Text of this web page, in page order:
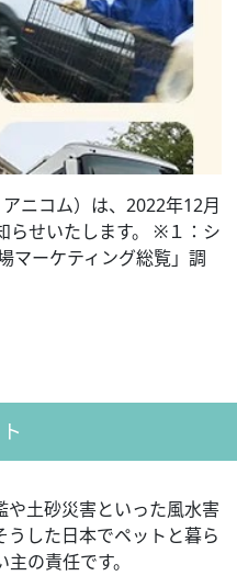
ニコム）は、2022年12月
らせいたします。 ※１：シ
マーケティング総覧」調
や土砂災害といった風水害
した日本でペットと暮ら
の責任です。